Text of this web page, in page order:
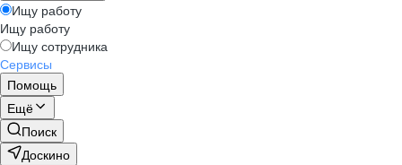
Ищу работу
Ищу работу
Ищу сотрудника
Сервисы
Помощь
Ещё
Поиск
Доскино